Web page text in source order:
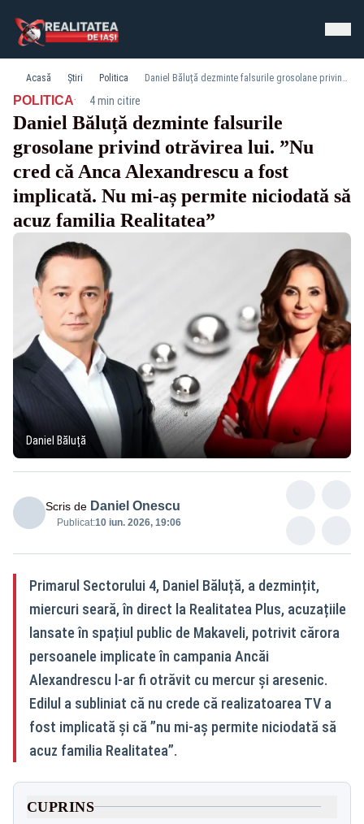
Acasă Știri Politica Daniel Băluță dezminte falsurile grosolane privind otrăvirea lui. ”Nu cred că Anca Alexandrescu a fost implicată. Nu mi-aș permite niciodată să acuz familia Realitatea”
POLITICA· 4 min citire
Daniel Băluță dezminte falsurile
grosolane privind otrăvirea lui. ”Nu
cred că Anca Alexandrescu a fost
implicată. Nu mi-aș permite niciodată să
acuz familia Realitatea”
Daniel Băluță
Scris de Daniel Onescu
Publicat:10 iun. 2026, 19:06
Primarul Sectorului 4, Daniel Băluță, a dezmințit,
miercuri seară, în direct la Realitatea Plus, acuzațiile
lansate în spațiul public de Makaveli, potrivit cărora
persoanele implicate în campania Ancăi
Alexandrescu l-ar fi otrăvit cu mercur și aresenic.
Edilul a subliniat că nu crede că realizatoarea TV a
fost implicată și că ”nu mi-aș permite niciodată să
acuz familia Realitatea”.
CUPRINS